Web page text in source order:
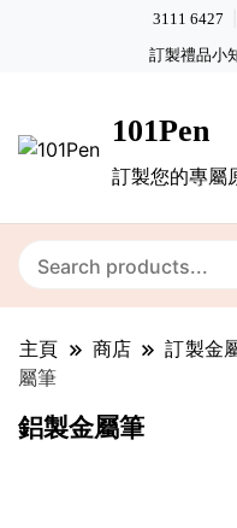
3111 6427
訂製禮品小
101Pen
訂製您的專屬
主頁 商店 訂製金
屬筆
鋁製金屬筆